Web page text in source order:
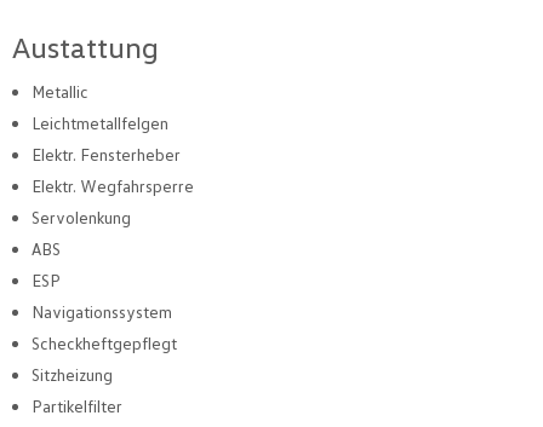
Austattung
Metallic
Leichtmetallfelgen
Elektr. Fensterheber
Elektr. Wegfahrsperre
Servolenkung
ABS
ESP
Navigationssystem
Scheckheftgepflegt
Sitzheizung
Partikelfilter